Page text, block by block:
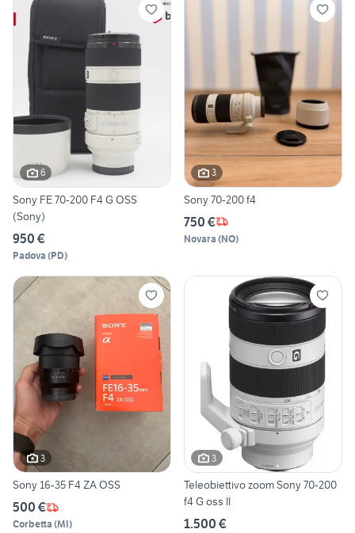
6
Sony FE 70-200 F4 G OSS
(Sony)
950 €
Padova (PD)
3
Sony 70-200 f4
750 €
Novara (NO)
3
Sony 16-35 F4 ZA OSS
500 €
Corbetta (MI)
3
Teleobiettivo zoom Sony 70-200
f4 G oss II
1.500 €